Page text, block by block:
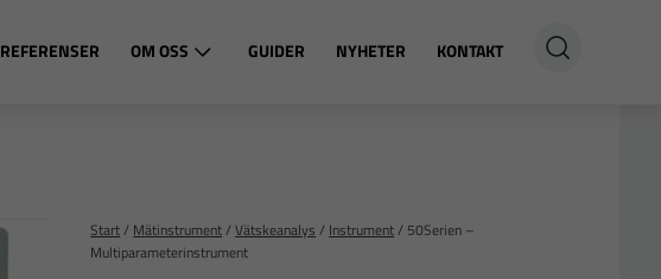
REFERENSER OM OSS GUIDER NYHETER KONTAKT
Start/ Mätinstrument/Vätskeanalys / Instrument/ 50Serien –
Multiparameterinstrument